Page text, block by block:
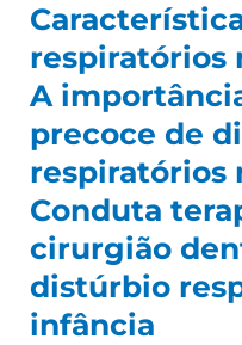
respiratórios
A
precoce de
respiratórios
Conduta
cirurgião
distúrbio
infância